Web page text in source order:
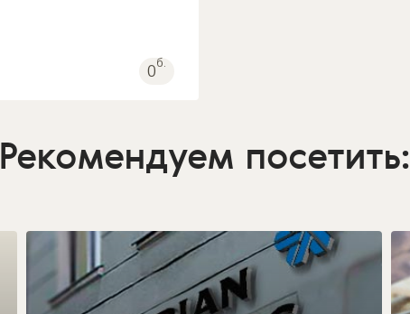
0б.
Рекомендуем посетить: